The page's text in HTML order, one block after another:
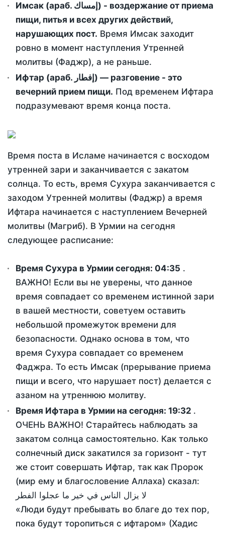
Имсак (араб. إمساك) - воздержание от приема
пищи, питья и всех других действий,
нарушающих пост. Время Имсак заходит
ровно в момент наступления Утренней
молитвы (Фаджр), а не раньше.
Ифтар (араб. إفطار) — разговение - это
вечерний прием пищи. Под временем Ифтара
подразумевают время конца поста.
Время поста в Исламе начинается с восходом
утренней зари и заканчивается с закатом
солнца. То есть, время Сухура заканчивается с
заходом Утренней молитвы (Фаджр) а время
Ифтара начинается с наступлением Вечерней
молитвы (Магриб). В Урмии на сегодня
следующее расписание:
Время Сухура в Урмии сегодня: 04:35 .
ВАЖНО! Если вы не уверены, что данное
время совпадает со временем истинной зари
в вашей местности, советуем оставить
небольшой промежуток времени для
безопасности. Однако основа в том, что
время Сухура совпадает со временем
Фаджра. То есть Имсак (прерывание приема
пищи и всего, что нарушает пост) делается с
азаном на утреннюю молитву.
Время Ифтара в Урмии на сегодня: 19:32 .
ОЧЕНЬ ВАЖНО! Старайтесь наблюдать за
закатом солнца самостоятельно. Как только
солнечный диск закатился за горизонт - тут
же стоит совершать Ифтар, так как Пророк
(мир ему и благословение Аллаха) сказал:
لا يزال الناس في خير ما عجلوا الفطر
«Люди будут пребывать во благе до тех пор,
пока будут торопиться с ифтаром» (Хадис